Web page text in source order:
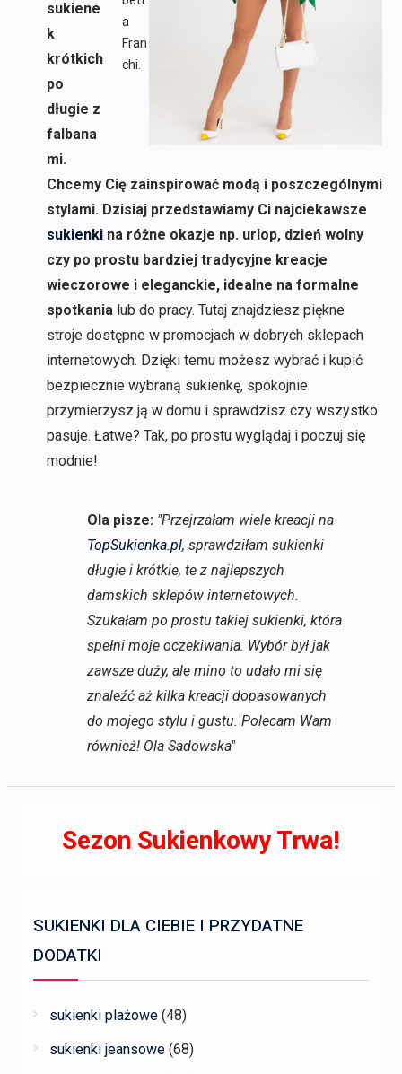
a
Fran
chi.
sukiene
k
krótkich
po
długie z
falbana
mi.
Chcemy Cię zainspirować modą i poszczególnymi
stylami. Dzisiaj przedstawiamy Ci najciekawsze
sukienkina różne okazje np. urlop, dzień wolny
czy po prostu bardziej tradycyjne kreacje
wieczorowe i eleganckie, idealne na formalne
spotkanialub do pracy. Tutaj znajdziesz piękne
stroje dostępne w promocjach w dobrych sklepach
internetowych. Dzięki temu możesz wybrać i kupić
bezpiecznie wybraną sukienkę, spokojnie
przymierzysz ją w domu i sprawdzisz czy wszystko
pasuje. Łatwe? Tak, po prostu wyglądaj i poczuj się
modnie!
Ola pisze: "Przejrzałam wiele kreacji na
TopSukienka.pl, sprawdziłam sukienki
długie i krótkie, te z najlepszych
damskich sklepów internetowych.
Szukałam po prostu takiej sukienki, która
spełni moje oczekiwania. Wybór był jak
zawsze duży, ale mino to udało mi się
znaleźć aż kilka kreacji dopasowanych
do mojego stylu i gustu. Polecam Wam
również! Ola Sadowska"
Sezon Sukienkowy Trwa!
SUKIENKI DLA CIEBIE I PRZYDATNE
DODATKI
sukienki plażowe (48)
sukienki jeansowe (68)